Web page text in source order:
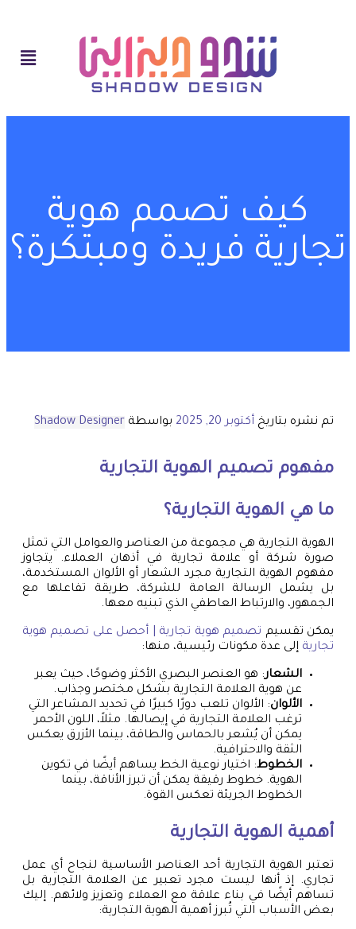
كيف تصمم هوية
تجارية فريدة ومبتكرة؟
تم نشره بتاريخ أكتوبر 20, 2025 بواسطة Shadow Designer
مفهوم تصميم الهوية التجارية
ما هي الهوية التجارية؟
الهوية التجارية هي مجموعة من العناصر والعوامل التي تمثل
صورة شركة أو علامة تجارية في أذهان العملاء. يتجاوز
مفهوم الهوية التجارية مجرد الشعار أو الألوان المستخدمة،
بل يشمل الرسالة العامة للشركة، طريقة تفاعلها مع
الجمهور، والارتباط العاطفي الذي تبنيه معها.
يمكن تقسيم تصميم هوية تجارية | أحصل على تصميم هوية
تجارية إلى عدة مكونات رئيسية، منها:
الشعار: هو العنصر البصري الأكثر وضوحًا، حيث يعبر
عن هوية العلامة التجارية بشكل مختصر وجذاب.
الألوان: الألوان تلعب دورًا كبيرًا في تحديد المشاعر التي
ترغب العلامة التجارية في إيصالها. مثلاً، اللون الأحمر
يمكن أن يُشعر بالحماس والطاقة، بينما الأزرق يعكس
الثقة والاحترافية.
الخطوط: اختيار نوعية الخط يساهم أيضًا في تكوين
الهوية. خطوط رقيقة يمكن أن تبرز الأناقة، بينما
الخطوط الجريئة تعكس القوة.
أهمية الهوية التجارية
تعتبر الهوية التجارية أحد العناصر الأساسية لنجاح أي عمل
تجاري. إذ أنها ليست مجرد تعبير عن العلامة التجارية بل
تساهم أيضًا في بناء علاقة مع العملاء وتعزيز ولائهم. إليك
بعض الأسباب التي تُبرز أهمية الهوية التجارية: